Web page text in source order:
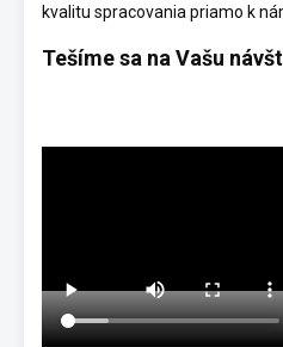
kvalitu spracovania priamo k
Tešíme sa na Vašu